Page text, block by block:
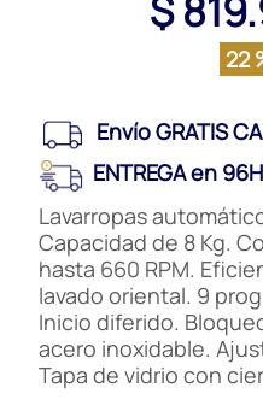
$
22
Envío GRATIS
ENTREGA en
Lavarropas
Capacidad de 8 Kg.
hasta 660 RPM.
lavado oriental. 9
Inicio diferido.
acero inoxidable.
Tapa de vidrio con